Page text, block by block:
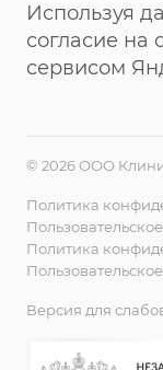
Используя
согласие на
сервисом
© 2026 ООО
Политика
Политика
Версия для